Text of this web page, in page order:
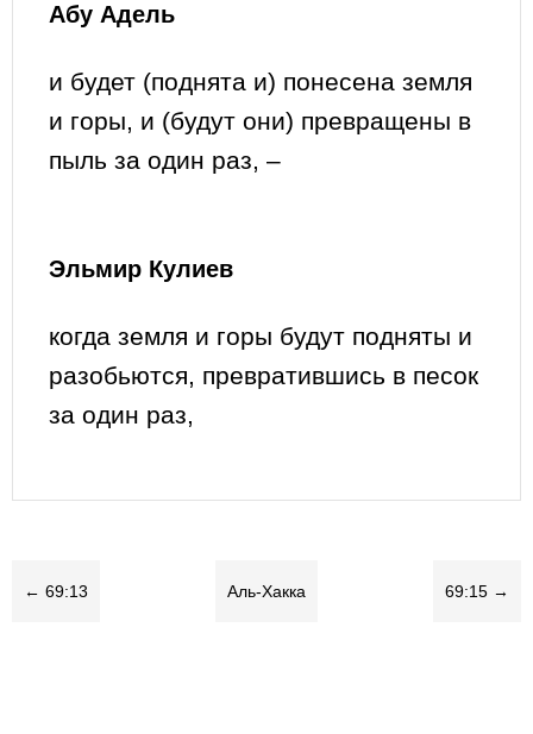
Абу Адель
и будет (поднята и) понесена земля
и горы, и (будут они) превращены в
пыль за один раз, –
Эльмир Кулиев
когда земля и горы будут подняты и
разобьются, превратившись в песок
за один раз,
← 69:13 Аль-Хакка 69:15 →